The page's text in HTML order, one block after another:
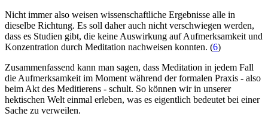
Nicht immer also weisen wissenschaftliche Ergebnisse alle in
dieselbe Richtung. Es soll daher auch nicht verschwiegen werden,
dass es Studien gibt, die keine Auswirkung auf Aufmerksamkeit und
Konzentration durch Meditation nachweisen konnten. (6)
Zusammenfassend kann man sagen, dass Meditation in jedem Fall
die Aufmerksamkeit im Moment während der formalen Praxis - also
beim Akt des Meditierens - schult. So können wir in unserer
hektischen Welt einmal erleben, was es eigentlich bedeutet bei einer
Sache zu verweilen.